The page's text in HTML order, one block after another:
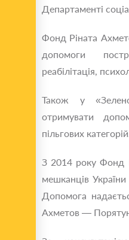
Департаменті
Фонд Ріната
допомоги
реабілітація,
Також у
отримувати
пільгових
З 2014 року Фонд
мешканців
Допомога
Ахметов —